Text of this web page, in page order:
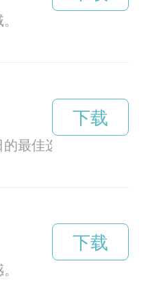
最佳选择。
下载
下载